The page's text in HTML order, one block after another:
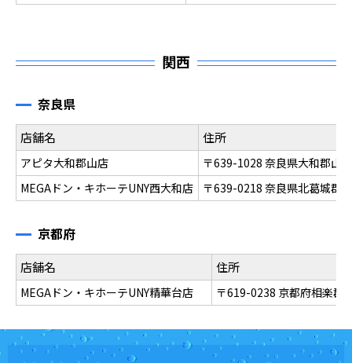
関西
奈良県
店舗名 住所
アピタ大和郡山店
〒639-1028 奈良県大和郡山
MEGAドン・キホーテUNY西大和店
〒639-0218 奈良県北葛城郡
京都府
店舗名 住所
MEGAドン・キホーテUNY精華台店 〒619-0238 京都府相楽郡